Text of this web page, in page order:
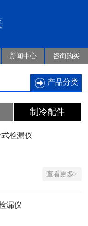
新闻中心 咨询购买
产品分类
制冷配件
式检漏仪
查看更多>
漏仪